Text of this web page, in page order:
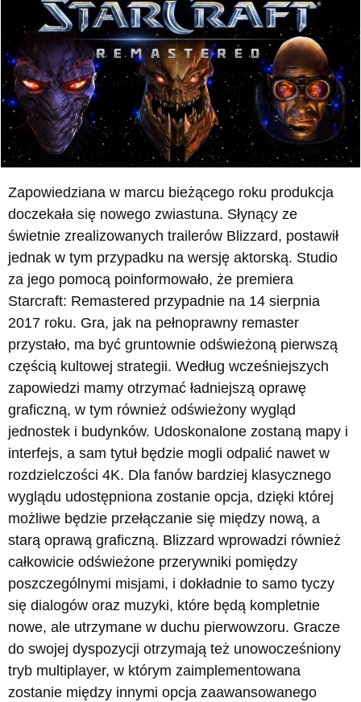
Zapowiedziana w marcu bieżącego roku produkcja
doczekała się nowego zwiastuna. Słynący ze
świetnie zrealizowanych trailerów Blizzard, postawił
jednak w tym przypadku na wersję aktorską. Studio
za jego pomocą poinformowało, że premiera
Starcraft: Remastered przypadnie na 14 sierpnia
2017 roku. Gra, jak na pełnoprawny remaster
przystało, ma być gruntownie odświeżoną pierwszą
częścią kultowej strategii. Według wcześniejszych
zapowiedzi mamy otrzymać ładniejszą oprawę
graficzną, w tym również odświeżony wygląd
jednostek i budynków. Udoskonalone zostaną mapy i
interfejs, a sam tytuł będzie mogli odpalić nawet w
rozdzielczości 4K. Dla fanów bardziej klasycznego
wyglądu udostępniona zostanie opcja, dzięki której
możliwe będzie przełączanie się między nową, a
starą oprawą graficzną. Blizzard wprowadzi również
całkowicie odświeżone przerywniki pomiędzy
poszczególnymi misjami, i dokładnie to samo tyczy
się dialogów oraz muzyki, które będą kompletnie
nowe, ale utrzymane w duchu pierwowzoru. Gracze
do swojej dyspozycji otrzymają też unowocześniony
tryb multiplayer, w którym zaimplementowana
zostanie między innymi opcja zaawansowanego